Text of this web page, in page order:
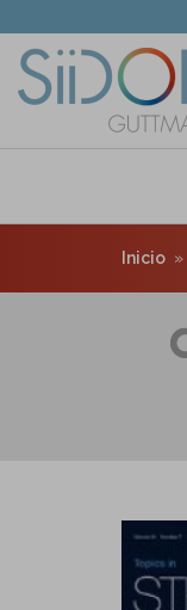
contenido
principal
Inicio